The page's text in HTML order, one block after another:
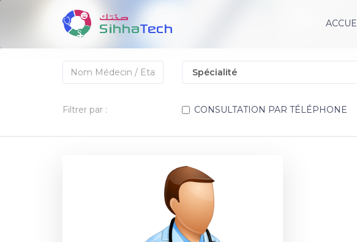
Filtrer par : CONSULTATION PAR TÉLÉPHONE